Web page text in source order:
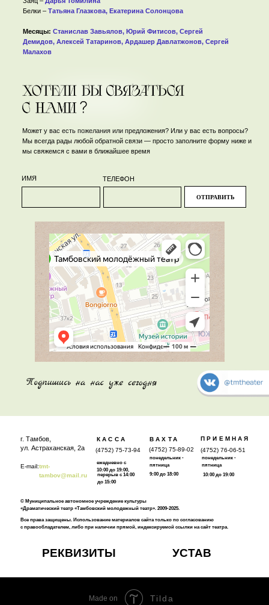
Белки – Татьяна Глазкова, Екатерина Солонцова
Месяцы: Станислав Завьялов, Юрий Фитисов, Сергей
Демидов, Алексей Татаринов, Ардашер Давлатжонов, Сергей
Малахов
Может у вас есть пожелания или предложения? Или у вас есть вопросы?
Мы всегда рады любой обратной связи — просто заполните форму ниже и
мы свяжемся с вами в ближайшее время
ИМЯ ТЕЛЕФОН
ОТПРАВИТЬ
(4752) 75-73-94
ВАХТА
(4752) 75-89-02
ПРИЕМНАЯ
(4752) 76-06-51
г. Тамбов,
ежедневно с
10:00 до 19:00,
понедельник -
пятница
10:00 до 19:00
понедельник -
пятница
9:00 до 18:00
перерыв с 14:00
до 15:00
© Муниципальное автономное учреждение культуры
«Драматический театр «Тамбовский молодежный театр». 2009-2025.
Все права защищены. Использование материалов сайта только по согласованию
с правообладателем, либо при наличии прямой, индексируемой ссылки на сайт театра.
ул. Астраханская, 2а
КАССА
E-mail:
РЕКВИЗИТЫ УСТАВ
tmt-
tambov@mail.ru
Made on Tilda